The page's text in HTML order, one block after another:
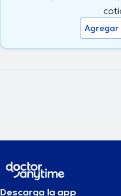
Agregar
Descarga la app